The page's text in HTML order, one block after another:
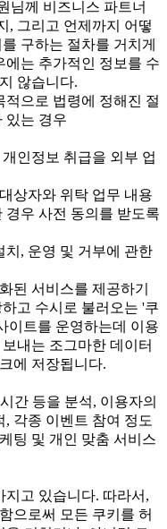
님께 비즈니스 파트너
, 그리고 언제까지 어떻
구하는 절차를 거치게
에는 추가적인 정보를 수
않습니다.
적으로 법령에 정해진 절
있는 경우
인정보 취급을 외부 업
상자와 위탁 업무 내용
경우 사전 동의를 받도록
치, 운영 및 거부에 관한
된 서비스를 제공하기
고 수시로 불러오는 '쿠
이트를 운영하는데 이용
내는 조그마한 데이터
에 저장됩니다.
간 등을 분석, 이용자의
각종 이벤트 참여 정도
팅 및 개인 맞춤 서비스
지고 있습니다. 따라서,
으로써 모든 쿠키를 허